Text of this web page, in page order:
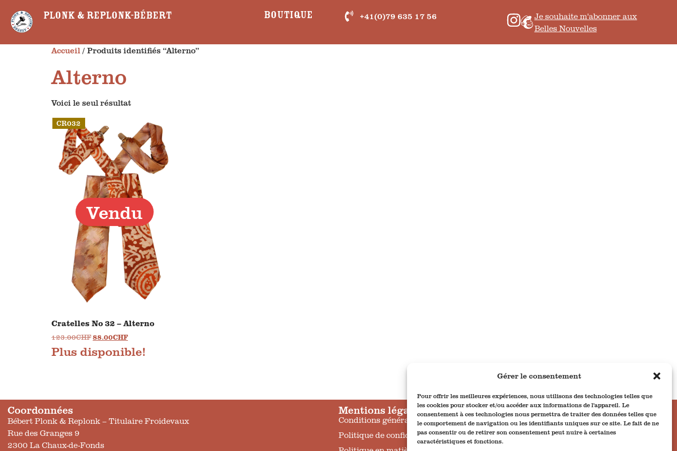
Gérer le consentement
Pour offrir les meilleures expériences, nous utilisons des technologies telles que
les cookies pour stocker et/ou accéder aux informations de l'appareil. Le
consentement à ces technologies nous permettra de traiter des données telles que
le comportement de navigation ou les identifiants uniques sur ce site. Le fait de ne
pas consentir ou de retirer son consentement peut nuire à certaines
caractéristiques et fonctions.
Plonk & Replonk-Bébert Boutique +41(0)79 635 17 56
Je souhaite m'abonner aux
Belles Nouvelles
Accueil/ Produits identifiés “Alterno”
Alterno
Voici le seul résultat
Vendu
CR032
Cratelles No 32 – Alterno
123.00CHF88.00CHF
Plus disponible!
Coordonnées
Bébert Plonk & Replonk – Titulaire Froidevaux
Rue des Granges 9
2300 La Chaux-de-Fonds
Mentions légales
Conditions générales de vente
Politique de confidentialité